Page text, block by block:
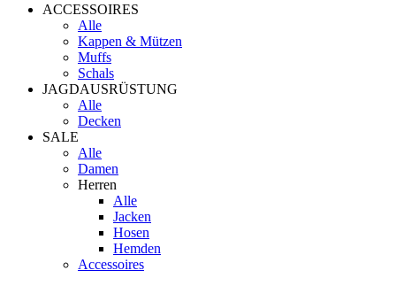
ACCESSOIRES
Alle
Kappen & Mützen
Muffs
Schals
JAGDAUSRÜSTUNG
Alle
Decken
SALE
Alle
Damen
Herren
Alle
Jacken
Hosen
Hemden
Accessoires